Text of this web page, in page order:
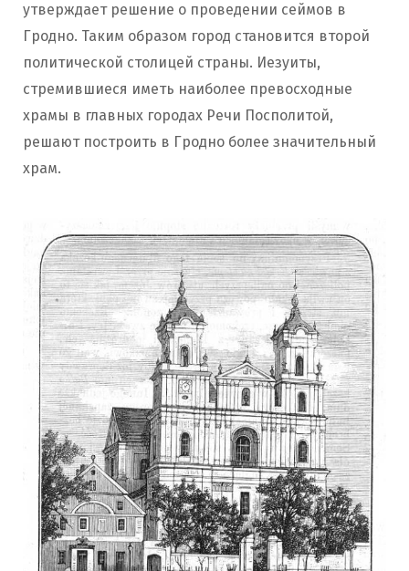
утверждает решение о проведении сеймов в
Гродно. Таким образом город становится второй
политической столицей страны. Иезуиты,
стремившиеся иметь наиболее превосходные
храмы в главных городах Речи Посполитой,
решают построить в Гродно более значительный
храм.